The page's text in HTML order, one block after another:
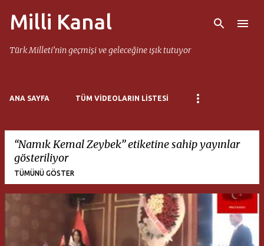
Ana içeriğe atla
Milli Kanal
Türk Milleti’nin geçmişi ve geleceğine ışık tutuyor
ANA SAYFA TÜM VIDEOLARIN LISTESI
Namık Kemal Zeybek etiketine sahip yayınlar
gösteriliyor
TÜMÜNÜ GÖSTER
K
a